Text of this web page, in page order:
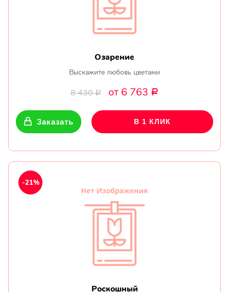
Озарение
Выскажите любовь цветами
8 430Р от 6 763 Р
Заказать В 1 КЛИК
Роскошный
-21%